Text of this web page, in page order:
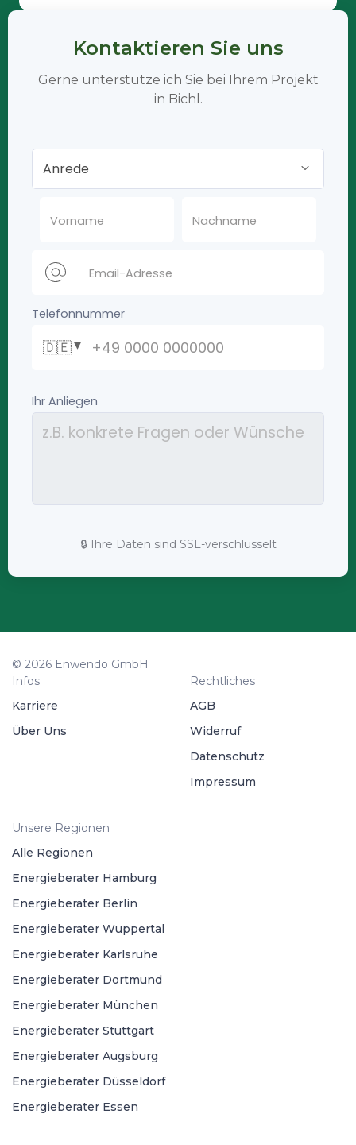
Kontaktieren Sie uns
Gerne unterstütze ich Sie bei Ihrem Projekt
in Bichl.
🔒 Ihre Daten sind SSL-verschlüsselt
© 2026 Enwendo GmbH
Infos
Karriere
Über Uns
Rechtliches
AGB
Widerruf
Datenschutz
Impressum
Unsere Regionen
Alle Regionen
Energieberater Hamburg
Energieberater Berlin
Energieberater Wuppertal
Energieberater Karlsruhe
Energieberater Dortmund
Energieberater München
Energieberater Stuttgart
Energieberater Augsburg
Energieberater Düsseldorf
Energieberater Essen